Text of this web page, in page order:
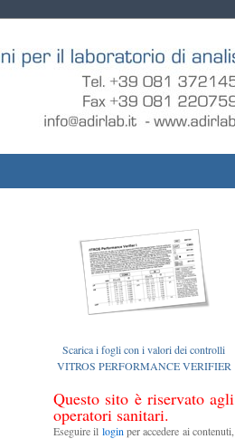
Scarica i fogli con i valori dei controlli
VITROS PERFORMANCE VERIFIER
Questo sito è riservato agli
operatori sanitari.
Eseguire il login per accedere ai contenuti,